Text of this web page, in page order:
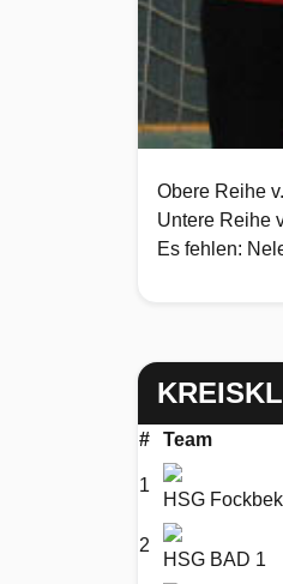
Obere Reihe
Untere Reihe
Es fehlen:
# Team
1
HSG
2
HSG BAD 1